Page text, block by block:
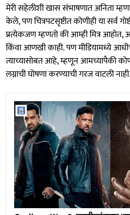
मेरी सहेलीशी खास संभाषणात अनिता
केले, पण चित्रपटसृष्टीत कोणीही या सर्व
प्रत्येकजण म्हणतो की आम्ही मित्र
किंवा आणखी काही. पण मीडियामध्ये
त्याच्यासोबत आहे, म्हणून आमच्यापैकी
लग्नाची घोषणा करण्याची गरज वाटली